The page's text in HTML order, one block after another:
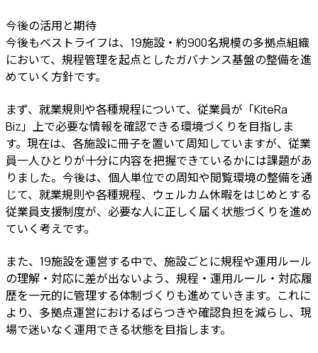
今後の活用と期待
今後もベストライフは、19施設・約900名規模の多拠点組織
において、規程管理を起点としたガバナンス基盤の整備を進
めていく方針です。
まず、就業規則や各種規程について、従業員が「KiteRa
Biz」上で必要な情報を確認できる環境づくりを目指しま
す。現在は、各施設に冊子を置いて周知していますが、従業
員一人ひとりが十分に内容を把握できているかには課題があ
りました。今後は、個人単位での周知や閲覧環境の整備を通
じて、就業規則や各種規程、ウェルカム休暇をはじめとする
従業員支援制度が、必要な人に正しく届く状態づくりを進め
ていく考えです。
また、19施設を運営する中で、施設ごとに規程や運用ルール
の理解・対応に差が出ないよう、規程・運用ルール・対応履
歴を一元的に管理する体制づくりも進めていきます。これに
より、多拠点運営におけるばらつきや確認負担を減らし、現
場で迷いなく運用できる状態を目指します。